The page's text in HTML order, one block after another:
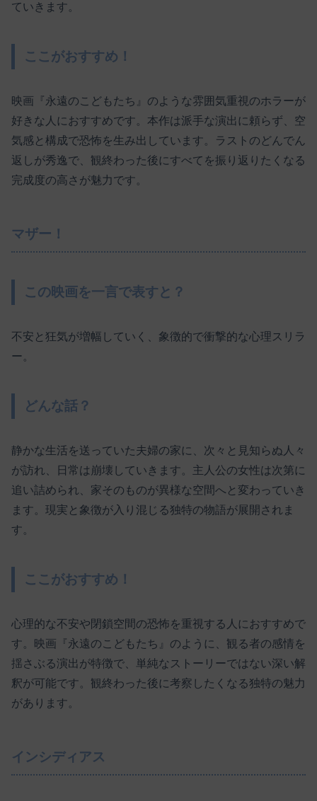
ていきます。
ここがおすすめ！
映画『永遠のこどもたち』のような雰囲気重視のホラーが
好きな人におすすめです。本作は派手な演出に頼らず、空
気感と構成で恐怖を生み出しています。ラストのどんでん
返しが秀逸で、観終わった後にすべてを振り返りたくなる
完成度の高さが魅力です。
マザー！
この映画を一言で表すと？
不安と狂気が増幅していく、象徴的で衝撃的な心理スリラ
ー。
どんな話？
静かな生活を送っていた夫婦の家に、次々と見知らぬ人々
が訪れ、日常は崩壊していきます。主人公の女性は次第に
追い詰められ、家そのものが異様な空間へと変わっていき
ます。現実と象徴が入り混じる独特の物語が展開されま
す。
ここがおすすめ！
心理的な不安や閉鎖空間の恐怖を重視する人におすすめで
す。映画『永遠のこどもたち』のように、観る者の感情を
揺さぶる演出が特徴で、単純なストーリーではない深い解
釈が可能です。観終わった後に考察したくなる独特の魅力
があります。
インシディアス